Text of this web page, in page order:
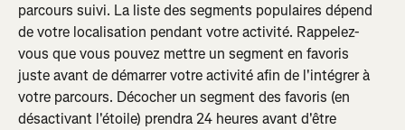
parcours suivi. La liste des segments populaires dépend
de votre localisation pendant votre activité. Rappelez-
vous que vous pouvez mettre un segment en favoris
juste avant de démarrer votre activité afin de l'intégrer à
votre parcours. Décocher un segment des favoris (en
désactivant l'étoile) prendra 24 heures avant d'être